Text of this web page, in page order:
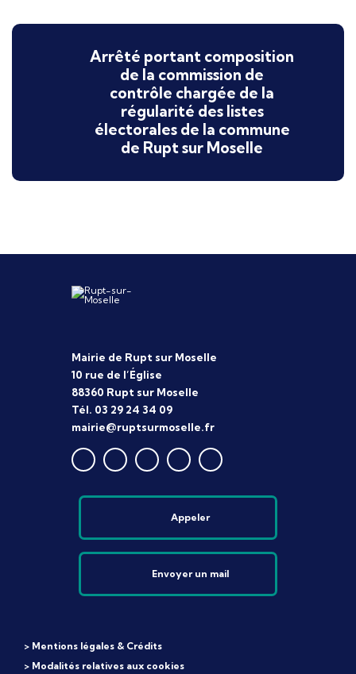
Arrêté portant composition
de la commission de
contrôle chargée de la
régularité des listes
électorales de la commune
de Rupt sur Moselle
Mairie de Rupt sur Moselle
10 rue de l’Église
88360 Rupt sur Moselle
Tél. 03 29 24 34 09
mairie@ruptsurmoselle.fr
Appeler
Envoyer un mail
> Mentions légales & Crédits
> Modalités relatives aux cookies